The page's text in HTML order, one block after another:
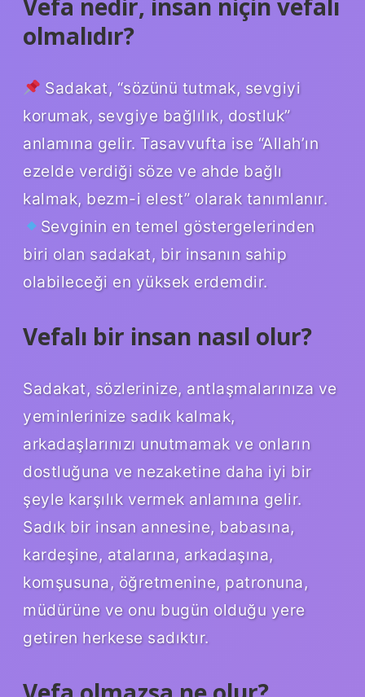
Vefa nedir, insan niçin vefalı
olmalıdır?
Sadakat, “sözünü tutmak, sevgiyi
korumak, sevgiye bağlılık, dostluk”
anlamına gelir. Tasavvufta ise “Allah’ın
ezelde verdiği söze ve ahde bağlı
kalmak, bezm-i elest” olarak tanımlanır.
Sevginin en temel göstergelerinden
biri olan sadakat, bir insanın sahip
olabileceği en yüksek erdemdir.
Vefalı bir insan nasıl olur?
Sadakat, sözlerinize, antlaşmalarınıza ve
yeminlerinize sadık kalmak,
arkadaşlarınızı unutmamak ve onların
dostluğuna ve nezaketine daha iyi bir
şeyle karşılık vermek anlamına gelir.
Sadık bir insan annesine, babasına,
kardeşine, atalarına, arkadaşına,
komşusuna, öğretmenine, patronuna,
müdürüne ve onu bugün olduğu yere
getiren herkese sadıktır.